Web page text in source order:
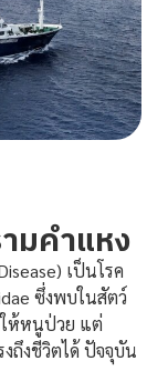
มคำแหง
เป็นโรค
ซึ่งพบในสัตว์
ห้หนูป่วย แต่
ถึงชีวิตได้ ปัจจุบัน